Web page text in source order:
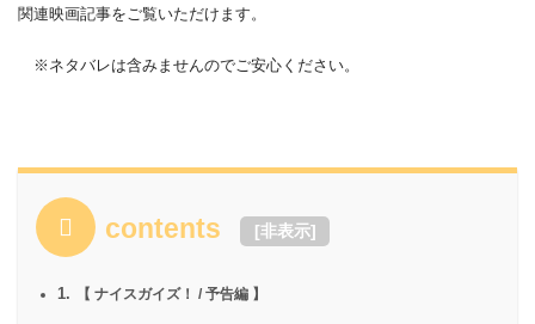
関連映画記事をご覧いただけます。
※ネタバレは含みませんのでご安心ください。
contents [非表示]
1. 【 ナイスガイズ！ / 予告編 】